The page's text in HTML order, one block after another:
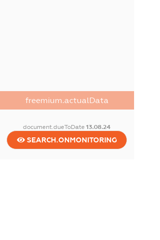
freemium.actualData
document.dueToDate13.08.24
SEARCH.ONMONITORING